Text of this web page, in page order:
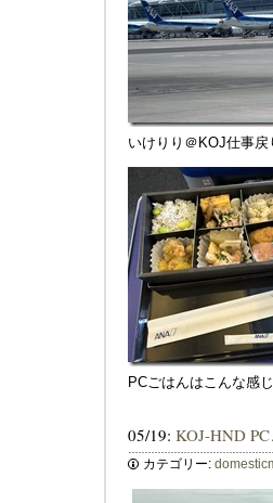
いけりり＠KOJ仕事
PCごはんはこんな感じ
05/19: KOJ-HND
カテゴリー: